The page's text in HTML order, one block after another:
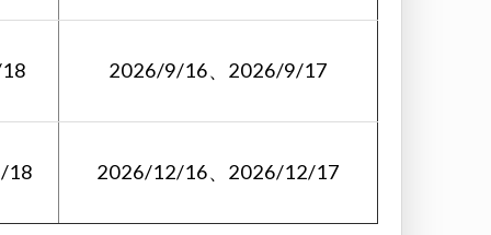
2026/9/16、2026/9/17
18 2026/12/16、2026/12/17